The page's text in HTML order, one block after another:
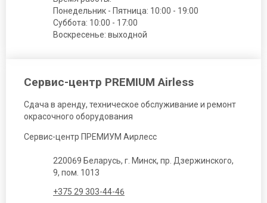
Понедельник - Пятница: 10:00 - 19:00
Суббота: 10:00 - 17:00
Воскресенье: выходной
Сервис-центр PREMIUM Airless
Сдача в аренду, техническое обслуживание и ремонт
окрасочного оборудования
Сервис-центр ПРЕМИУМ Аирлесс
220069 Беларусь, г. Минск, пр. Дзержинского,
9, пом. 1013
+375 29 303-44-46